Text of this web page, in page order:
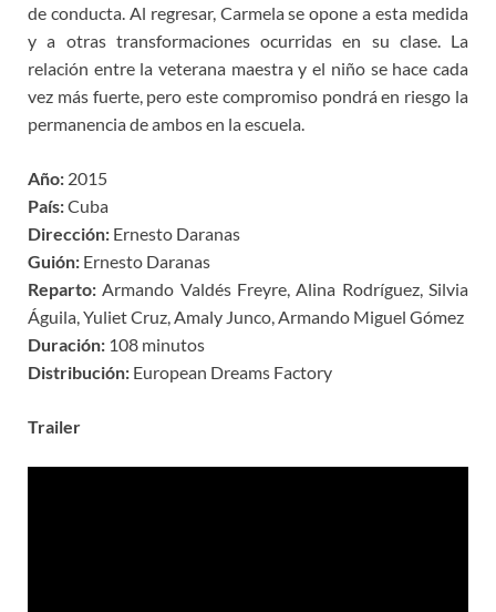
de conducta. Al regresar, Carmela se opone a esta medida
y a otras transformaciones ocurridas en su clase. La
relación entre la veterana maestra y el niño se hace cada
vez más fuerte, pero este compromiso pondrá en riesgo la
permanencia de ambos en la escuela.
Año: 2015
País:Cuba
Dirección: Ernesto Daranas
Guión: Ernesto Daranas
Reparto: Armando Valdés Freyre, Alina Rodríguez, Silvia
Águila, Yuliet Cruz, Amaly Junco, Armando Miguel Gómez
Duración: 108 minutos
Distribución: European Dreams Factory
Trailer